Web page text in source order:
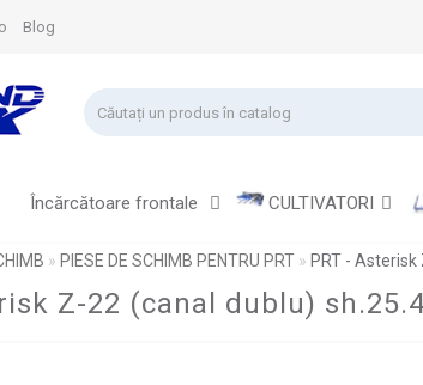
Blog
Încărcătoare frontale CULTIVATORI
PIESE DE SCHIMB PENTRU PRT PRT - Asterisk
Z-22 (canal dublu) sh.25.4